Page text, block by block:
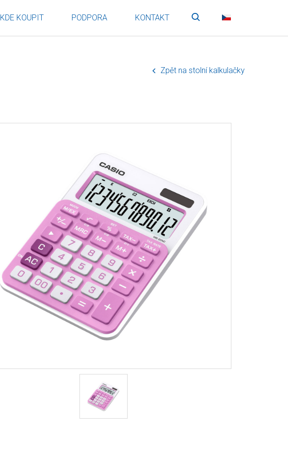
KDE KOUPIT PODPORA KONTAKT Vyhledávání
Zpět na stolní kalkulačky